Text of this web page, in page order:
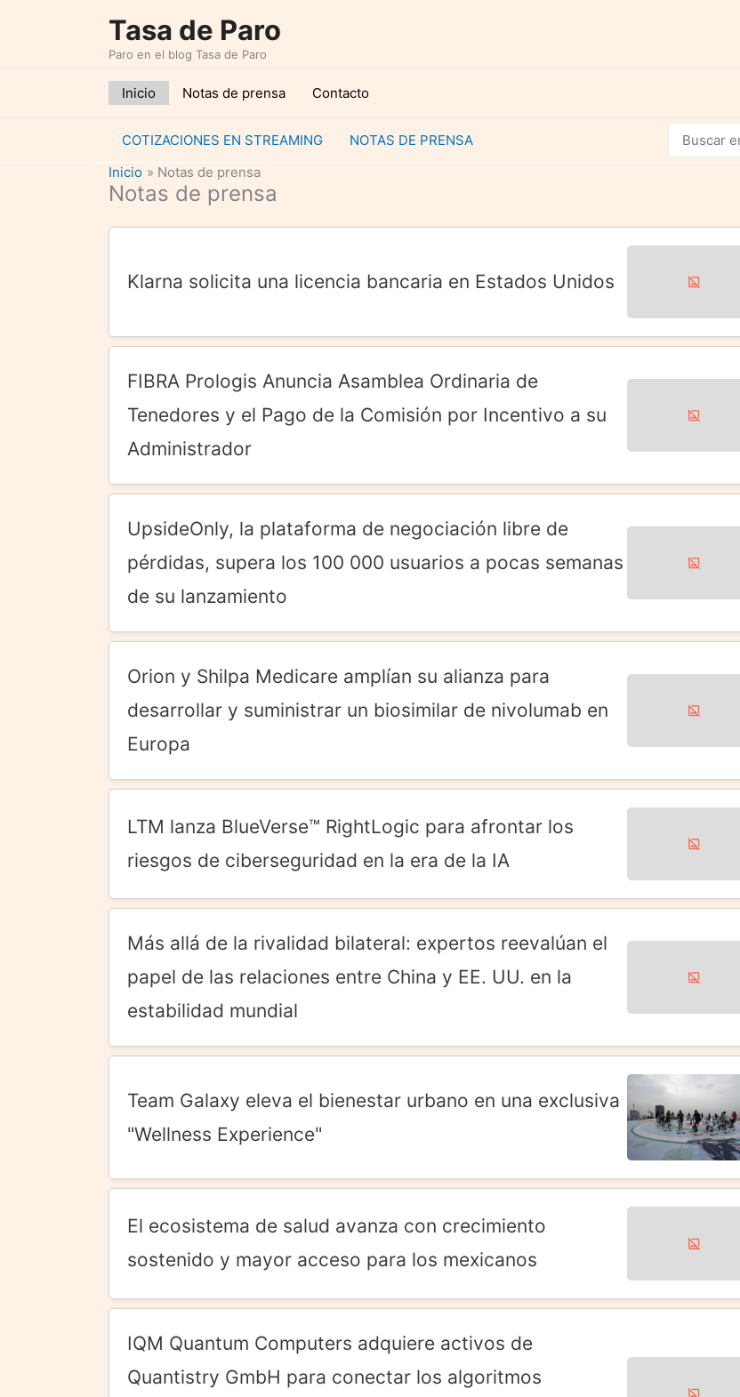
Tasa de Paro
Paro en el blog Tasa de Paro
Inicio Notas de prensa Contacto
COTIZACIONES EN STREAMING NOTAS DE PRENSA
Buscar
por:
Inicio
Notas de prensa
Notas de prensa
Klarna solicita una licencia bancaria en Estados Unidos
FIBRA Prologis Anuncia Asamblea Ordinaria de
Tenedores y el Pago de la Comisión por Incentivo a su
Administrador
UpsideOnly, la plataforma de negociación libre de
pérdidas, supera los 100 000 usuarios a pocas semanas
de su lanzamiento
Orion y Shilpa Medicare amplían su alianza para
desarrollar y suministrar un biosimilar de nivolumab en
Europa
LTM lanza BlueVerse™ RightLogic para afrontar los
riesgos de ciberseguridad en la era de la IA
Más allá de la rivalidad bilateral: expertos reevalúan el
papel de las relaciones entre China y EE. UU. en la
estabilidad mundial
Team Galaxy eleva el bienestar urbano en una exclusiva
"Wellness Experience"
El ecosistema de salud avanza con crecimiento
sostenido y mayor acceso para los mexicanos
IQM Quantum Computers adquiere activos de
Quantistry GmbH para conectar los algoritmos